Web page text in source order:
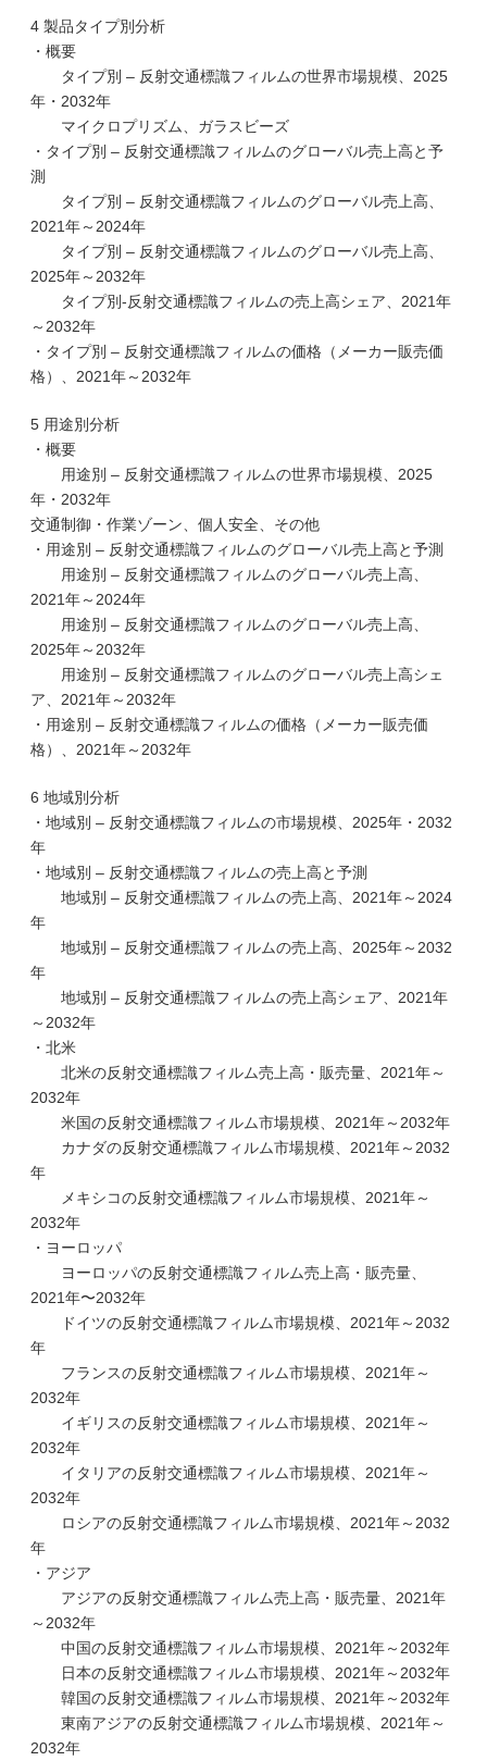
4 製品タイプ別分析
・概要
タイプ別 – 反射交通標識フィルムの世界市場規模、2025
年・2032年
マイクロプリズム、ガラスビーズ
・タイプ別 – 反射交通標識フィルムのグローバル売上高と予
測
タイプ別 – 反射交通標識フィルムのグローバル売上高、
2021年～2024年
タイプ別 – 反射交通標識フィルムのグローバル売上高、
2025年～2032年
タイプ別-反射交通標識フィルムの売上高シェア、2021年
～2032年
・タイプ別 – 反射交通標識フィルムの価格（メーカー販売価
格）、2021年～2032年
5 用途別分析
・概要
用途別 – 反射交通標識フィルムの世界市場規模、2025
年・2032年
交通制御・作業ゾーン、個人安全、その他
・用途別 – 反射交通標識フィルムのグローバル売上高と予測
用途別 – 反射交通標識フィルムのグローバル売上高、
2021年～2024年
用途別 – 反射交通標識フィルムのグローバル売上高、
2025年～2032年
用途別 – 反射交通標識フィルムのグローバル売上高シェ
ア、2021年～2032年
・用途別 – 反射交通標識フィルムの価格（メーカー販売価
格）、2021年～2032年
6 地域別分析
・地域別 – 反射交通標識フィルムの市場規模、2025年・2032
年
・地域別 – 反射交通標識フィルムの売上高と予測
地域別 – 反射交通標識フィルムの売上高、2021年～2024
年
地域別 – 反射交通標識フィルムの売上高、2025年～2032
年
地域別 – 反射交通標識フィルムの売上高シェア、2021年
～2032年
・北米
北米の反射交通標識フィルム売上高・販売量、2021年～
2032年
米国の反射交通標識フィルム市場規模、2021年～2032年
カナダの反射交通標識フィルム市場規模、2021年～2032
年
メキシコの反射交通標識フィルム市場規模、2021年～
2032年
・ヨーロッパ
ヨーロッパの反射交通標識フィルム売上高・販売量、
2021年〜2032年
ドイツの反射交通標識フィルム市場規模、2021年～2032
年
フランスの反射交通標識フィルム市場規模、2021年～
2032年
イギリスの反射交通標識フィルム市場規模、2021年～
2032年
イタリアの反射交通標識フィルム市場規模、2021年～
2032年
ロシアの反射交通標識フィルム市場規模、2021年～2032
年
・アジア
アジアの反射交通標識フィルム売上高・販売量、2021年
～2032年
中国の反射交通標識フィルム市場規模、2021年～2032年
日本の反射交通標識フィルム市場規模、2021年～2032年
韓国の反射交通標識フィルム市場規模、2021年～2032年
東南アジアの反射交通標識フィルム市場規模、2021年～
2032年